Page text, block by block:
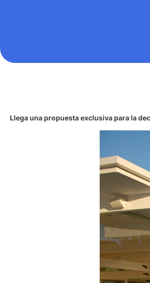
Llega una propuesta exclusiva para la